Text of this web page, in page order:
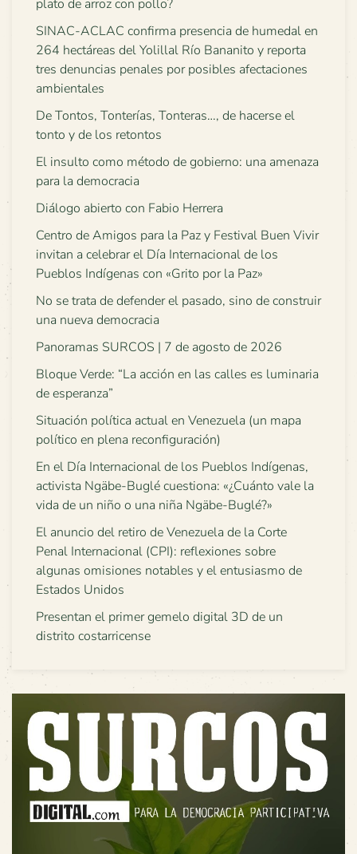
plato de arroz con pollo?
SINAC-ACLAC confirma presencia de humedal en
264 hectáreas del Yolillal Río Bananito y reporta
tres denuncias penales por posibles afectaciones
ambientales
De Tontos, Tonterías, Tonteras…, de hacerse el
tonto y de los retontos
El insulto como método de gobierno: una amenaza
para la democracia
Diálogo abierto con Fabio Herrera
Centro de Amigos para la Paz y Festival Buen Vivir
invitan a celebrar el Día Internacional de los
Pueblos Indígenas con «Grito por la Paz»
No se trata de defender el pasado, sino de construir
una nueva democracia
Panoramas SURCOS | 7 de agosto de 2026
Bloque Verde: “La acción en las calles es luminaria
de esperanza”
Situación política actual en Venezuela (un mapa
político en plena reconfiguración)
En el Día Internacional de los Pueblos Indígenas,
activista Ngäbe-Buglé cuestiona: «¿Cuánto vale la
vida de un niño o una niña Ngäbe-Buglé?»
El anuncio del retiro de Venezuela de la Corte
Penal Internacional (CPI): reflexiones sobre
algunas omisiones notables y el entusiasmo de
Estados Unidos
Presentan el primer gemelo digital 3D de un
distrito costarricense